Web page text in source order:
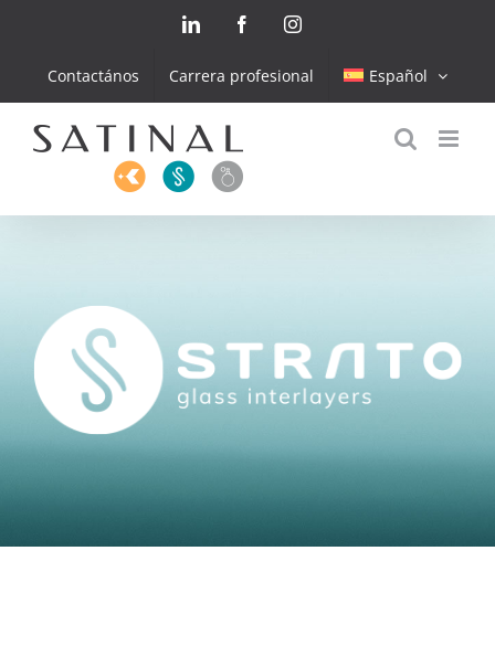
content
LinkedIn FacebookInstagram
Contactános Carrera profesional Español